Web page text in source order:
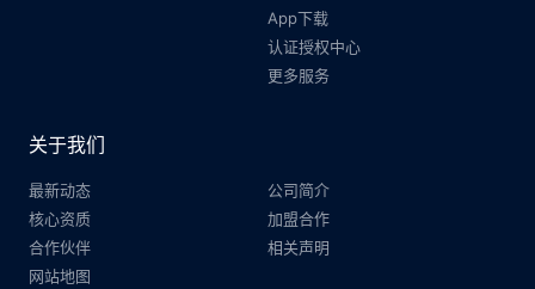
App下载
认证授权中心
更多服务
关于我们
最新动态
公司简介
核心资质
加盟合作
合作伙伴
相关声明
网站地图